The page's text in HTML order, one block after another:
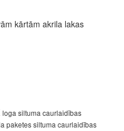
kārtām akrila lakas
loga siltuma caurlaidības
paketes siltuma caurlaidības